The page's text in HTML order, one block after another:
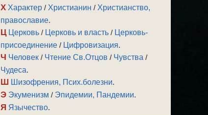
Х Характер / Христианин / Христианство,
православие.
Ц Церковь / Церковь и власть / Церковь-
присоединение / Цифровизация.
Ч Человек / Чтение Св.Отцов / Чувства /
Чудеса.
Ш Шизофрения, Псих.болезни.
Э Экуменизм / Эпидемии, Пандемии.
Я Язычество.